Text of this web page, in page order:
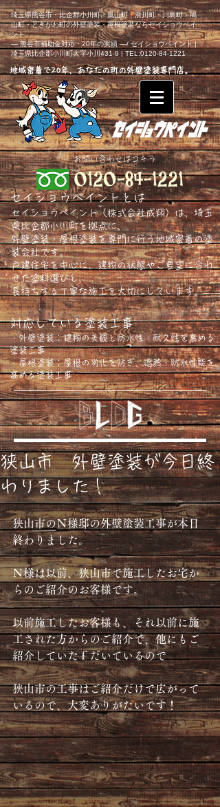
埼玉県熊谷市・比企郡小川町・嵐山町・滑川町・川島町・鳩
山町・ときがわ町の外壁塗装・屋根塗装ならセイショウペイ
ント
― 熊谷市補助金対応・20年の実績 ―/ セイショウペイント |
埼玉県比企郡小川町大字小川431-9 | TEL:0120-84-1221
地域密着で20年、あなたの町の外壁塗装専門店。
​お問い合わせはコチラ
セイショウペイントとは
セイショウペイント（株式会社成翔）は、埼玉
県比企郡小川町を拠点に、
外壁塗装・屋根塗装を専門に行う地域密着の塗
装会社です。
戸建住宅を中心に、建物の状態やご要望に合わ
せた塗料選びと、
長持ちする丁寧な施工を大切にしています。
対応している塗装工事
・外壁塗装：建物の美観と防水性・耐久性を高める
塗装工事
・屋根塗装：屋根の劣化を防ぎ、遮熱・防水性能を
高める塗装工事
狭山市 外壁塗装が今日終
わりました！
狭山市のＮ様邸の外壁塗装工事が本日
終わりました。
Ｎ様は以前、狭山市で施工したお宅か
らのご紹介のお客様です。
以前施工したお客様も、それ以前に施
工された方からのご紹介で、他にもご
紹介していたｆだいているので
狭山市の工事はご紹介だけで広がって
いるので、大変ありがたいです！